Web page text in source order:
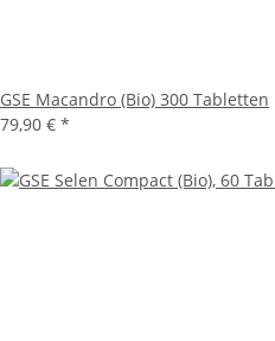
GSE Macandro (Bio) 300 Tabletten
79,90 € *